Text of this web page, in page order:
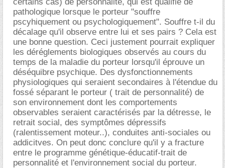
pathologique lorsque le porteur "souffre
pscyhiquement ou psychologiquement". Souffre t-il du
décalage qu'il observe entre lui et ses pairs ? Cela est
une bonne question. Ceci justement pourrait expliquer
les déréglements biologiques observés au cours du
temps de la maladie du porteur lorsqu'il éprouve un
déséquibre psychique. Des dysfonctionnements
physiologiques qui seraient secondaires à l'étendue du
fossé séparant le porteur ( trait de personnalité) de
son environnement dont les comportements
observables seraient caractérisés par la détresse, le
retrait social, des symptômes dépressifs
(ralentissement moteur..), conduites anti-sociales ou
addicitves. On peut donc conclure qu'il y a fracture
entre le programme génétique-éducatif-trait de
personnalité et l'environnement social du porteur.